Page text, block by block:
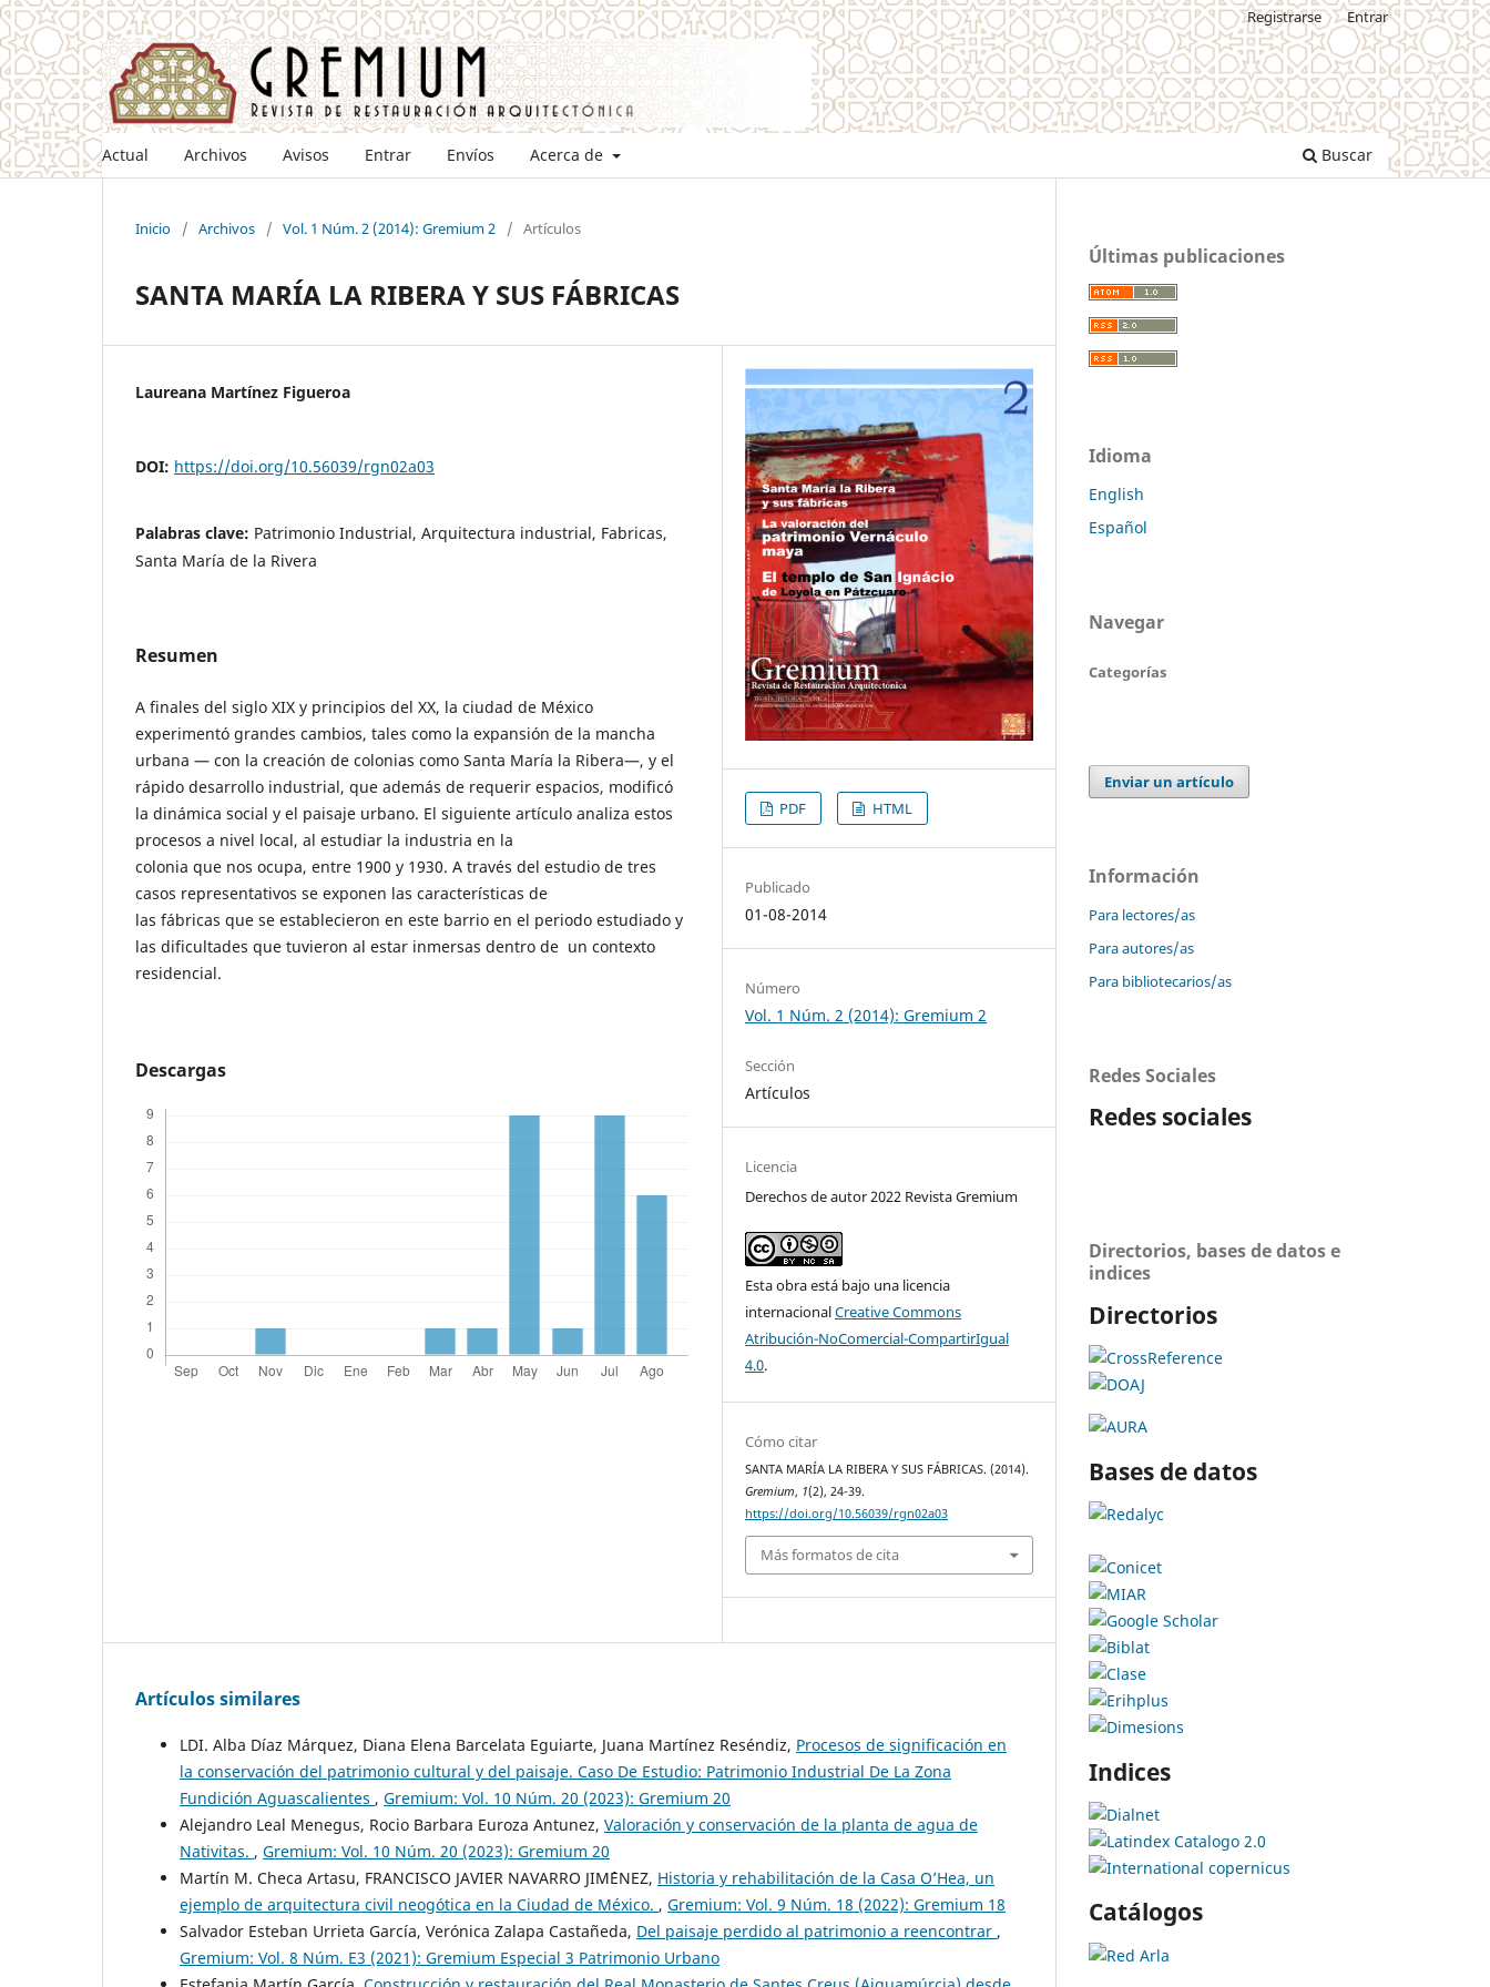
Actual Archivos Avisos Entrar Envíos Acerca de Buscar
Registrarse Entrar
Inicio / Archivos / Vol. 1 Núm. 2 (2014): Gremium 2 / Artículos
SANTA MARÍA LA RIBERA Y SUS FÁBRICAS
Laureana Martínez Figueroa
DOI: https://doi.org/10.56039/rgn02a03
Palabras clave: Patrimonio Industrial, Arquitectura industrial, Fabricas,
Santa María de la Rivera
Resumen
A finales del siglo XIX y principios del XX, la ciudad de México
experimentó grandes cambios, tales como la expansión de la mancha
urbana — con la creación de colonias como Santa María la Ribera—, y el
rápido desarrollo industrial, que además de requerir espacios, modificó
la dinámica social y el paisaje urbano. El siguiente artículo analiza estos
procesos a nivel local, al estudiar la industria en la
colonia que nos ocupa, entre 1900 y 1930. A través del estudio de tres
casos representativos se exponen las características de
las fábricas que se establecieron en este barrio en el periodo estudiado y
las dificultades que tuvieron al estar inmersas dentro de un contexto
residencial.
Descargas
PDF HTML
Publicado
01-08-2014
Número
Vol. 1 Núm. 2 (2014): Gremium 2
Sección
Artículos
Licencia
Derechos de autor 2022 Revista Gremium
Esta obra está bajo una licencia
internacionalCreative Commons
Atribución-NoComercial-CompartirIgual
4.0.
Cómo citar
SANTA MARÍA LA RIBERA Y SUS FÁBRICAS. (2014).
Gremium, 1(2), 24-39.
https://doi.org/10.56039/rgn02a03
Más formatos de cita
Artículos similares
LDI. Alba Díaz Márquez, Diana Elena Barcelata Eguiarte, Juana Martínez Reséndiz, Procesos de significación en
la conservación del patrimonio cultural y del paisaje. Caso De Estudio: Patrimonio Industrial De La Zona
Fundición Aguascalientes , Gremium: Vol. 10 Núm. 20 (2023): Gremium 20
Alejandro Leal Menegus, Rocio Barbara Euroza Antunez, Valoración y conservación de la planta de agua de
Nativitas. , Gremium: Vol. 10 Núm. 20 (2023): Gremium 20
Martín M. Checa Artasu, FRANCISCO JAVIER NAVARRO JIM´´ENEZ, Historia y rehabilitación de la Casa O’Hea, un
ejemplo de arquitectura civil neogótica en la Ciudad de México. , Gremium: Vol. 9 Núm. 18 (2022): Gremium 18
Salvador Esteban Urrieta García, Verónica Zalapa Castañeda, Del paisaje perdido al patrimonio a reencontrar ,
Gremium: Vol. 8 Núm. E3 (2021): Gremium Especial 3 Patrimonio Urbano
Últimas publicaciones
Idioma
English
Español
Navegar
Categorías
Enviar un artículo
Información
Para lectores/as
Para autores/as
Para bibliotecarios/as
Redes Sociales
Redes sociales
Directorios, bases de datos e
indices
Directorios
Bases de datos
Indices
Catálogos